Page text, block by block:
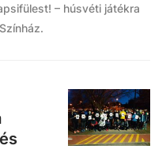
– húsvéti játékra